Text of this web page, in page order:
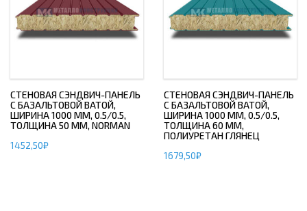
СТЕНОВАЯ СЭНДВИЧ-ПАНЕЛЬ
С БАЗАЛЬТОВОЙ ВАТОЙ,
ШИРИНА 1000 ММ, 0.5/0.5,
ТОЛЩИНА 50 ММ, NORMAN
1452,50₽
СТЕНОВАЯ СЭНДВИЧ-ПАНЕЛЬ
С БАЗАЛЬТОВОЙ ВАТОЙ,
ШИРИНА 1000 ММ, 0.5/0.5,
ТОЛЩИНА 60 ММ,
ПОЛИУРЕТАН ГЛЯНЕЦ
1679,50₽